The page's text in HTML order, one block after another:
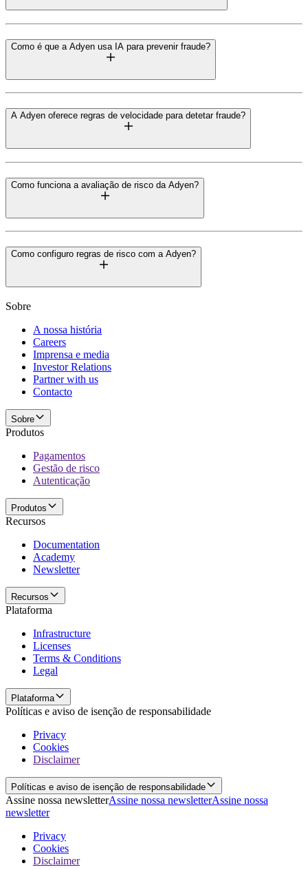
Como é que a Adyen usa IA para prevenir fraude?
A Adyen oferece regras de velocidade para detetar fraude?
Como funciona a avaliação de risco da Adyen?
Como configuro regras de risco com a Adyen?
Sobre
A nossa história
Careers
Imprensa e media
Investor Relations
Partner with us
Contacto
Sobre
Produtos
Pagamentos
Gestão de risco
Autenticação
Produtos
Recursos
Documentation
Academy
Newsletter
Recursos
Plataforma
Infrastructure
Licenses
Terms & Conditions
Legal
Plataforma
Políticas e aviso de isenção de responsabilidade
Privacy
Cookies
Disclaimer
Políticas e aviso de isenção de responsabilidade
Assine nossa newsletterAssine nossa newsletterAssine nossa
newsletter
Privacy
Cookies
Disclaimer